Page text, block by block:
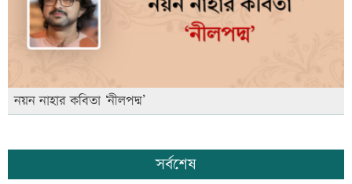
নয়ন নাহার কবিতা ‘নীলপদ্ম’
সর্বশেষ